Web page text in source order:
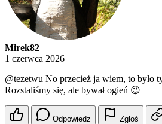
Mirek82
1 czerwca 2026
@tezetwu No przecież ja wiem, to było
Rozstaliśmy się, ale bywał ogień 😉
Odpowiedz Zgłoś